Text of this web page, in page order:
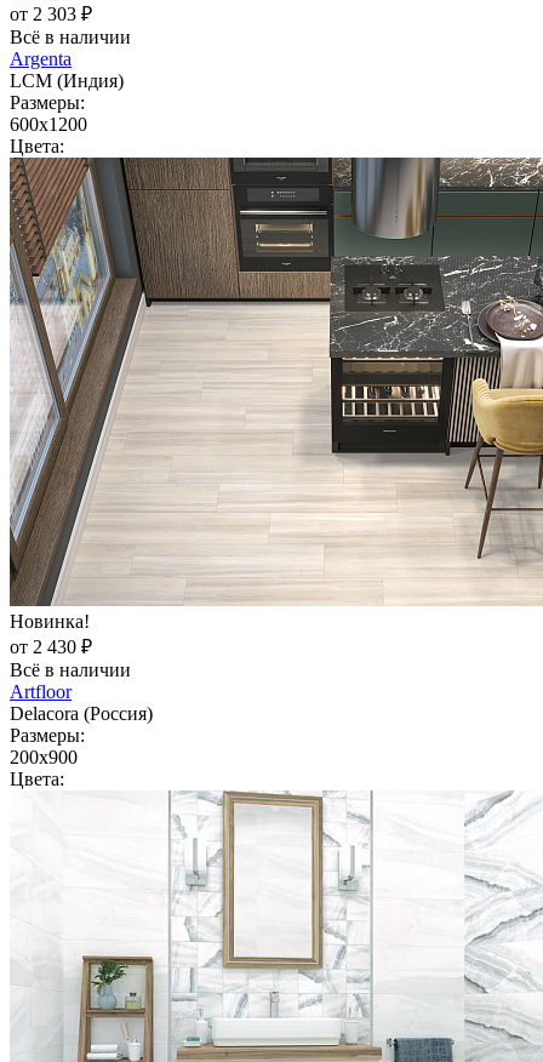
от 2 303 ₽
Всё в наличии
Argenta
LCM (Индия)
Размеры:
600x1200
Цвета:
Новинка!
от 2 430 ₽
Всё в наличии
Artfloor
Delacora (Россия)
Размеры:
200x900
Цвета: